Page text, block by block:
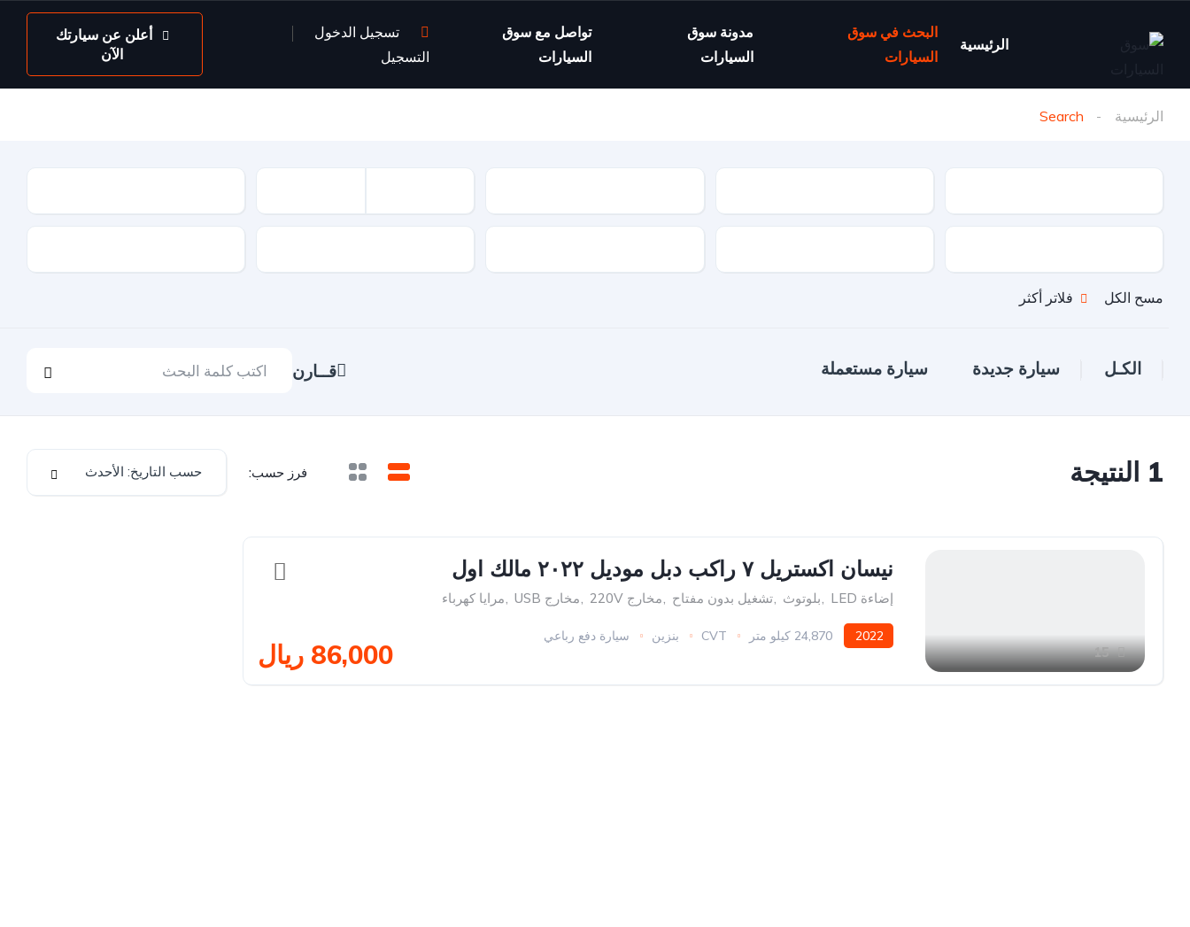
الرئيسية
البحث في سوق
السيارات
مدونة سوق
السيارات
تواصل مع سوق
السيارات
تسجيل الدخول
التسجيل
أعلن عن سيارتك
الآن
الرئيسية Search
مسح الكل فلاتر أكثر
الكـل سيارة جديدة سيارة مستعملة قــارن
1 النتيجة فرز حسب: حسب التاريخ: الأحدث
15
نيسان اكستريل ٧ راكب دبل موديل ٢٠٢٢ مالك اول
إضاءة LED ,بلوتوث ,تشغيل بدون مفتاح ,مخارج 220V ,مخارج USB ,مرايا كهرباء
2022 24,870 كيلو متر CVT بنزين سيارة دفع رباعي
86,000 ريال